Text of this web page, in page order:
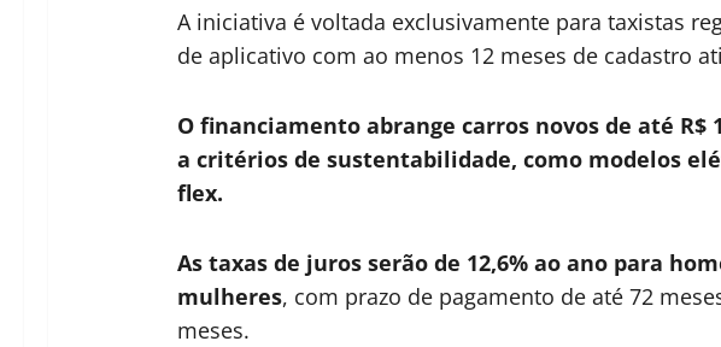
A iniciativa é voltada exclusivamente para taxistas
de aplicativo com ao menos 12 meses de cadastro
O financiamento abrange carros novos de até R$
a critérios de sustentabilidade, como modelos
flex.
As taxas de juros serão de 12,6% ao ano para
mulheres, com prazo de pagamento de até 72
meses.